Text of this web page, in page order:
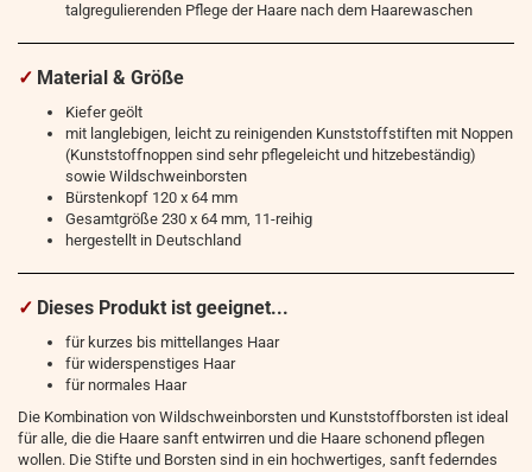
talgregulierenden Pflege der Haare nach dem Haarewaschen
✓ Material & Größe
Kiefer geölt
mit langlebigen, leicht zu reinigenden Kunststoffstiften mit Noppen
(Kunststoffnoppen sind sehr pflegeleicht und hitzebeständig)
sowie Wildschweinborsten
Bürstenkopf 120 x 64 mm
Gesamtgröße 230 x 64 mm, 11-reihig
hergestellt in Deutschland
✓ Dieses Produkt ist geeignet...
für kurzes bis mittellanges Haar
für widerspenstiges Haar
für normales Haar
Die Kombination von Wildschweinborsten und Kunststoffborsten ist ideal
für alle, die die Haare sanft entwirren und die Haare schonend pflegen
wollen. Die Stifte und Borsten sind in ein hochwertiges, sanft federndes